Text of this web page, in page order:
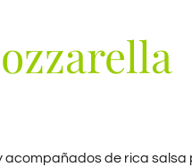
acompañados de rica